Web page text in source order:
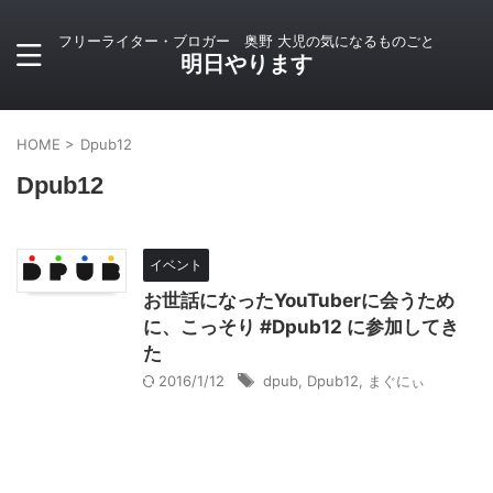
フリーライター・ブロガー 奥野 大児の気になるものごと
明日やります
HOME > Dpub12
Dpub12
イベント
お世話になったYouTuberに会うため
に、こっそり #Dpub12 に参加してき
た
2016/1/12 dpub Dpub12 まぐにぃ